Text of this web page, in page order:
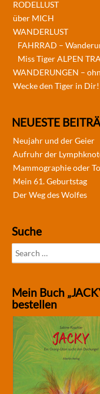
RODELLUST
über MICH
WANDERLUST
FAHRRAD –
Miss Tiger ALPEN
WANDERUNGEN –
Wecke den Tiger in
NEUESTE
Neujahr und der Geier
Aufruhr der
Mammographie oder
Mein 61. Geburtstag
Der Weg des Wolfes
Suche
Search
for:
Mein Buch
bestellen